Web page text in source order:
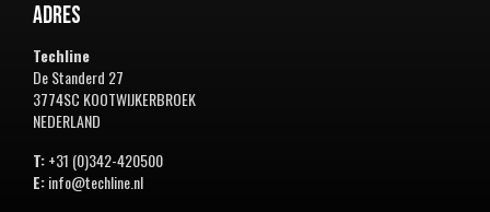
Adres
Techline
De Standerd 27
3774SC KOOTWIJKERBROEK
NEDERLAND
T:+31 (0)342-420500
E:info@techline.nl